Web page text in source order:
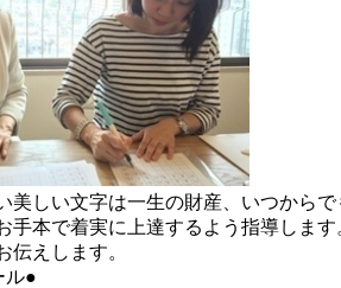
美しい文字は一生の財産、いつから
手本で着実に上達するよう指導しま
伝えします。
ル●